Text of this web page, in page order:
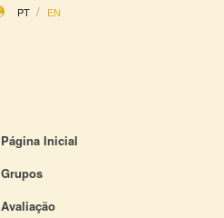
PT EN
Página Inicial
Grupos
Avaliação